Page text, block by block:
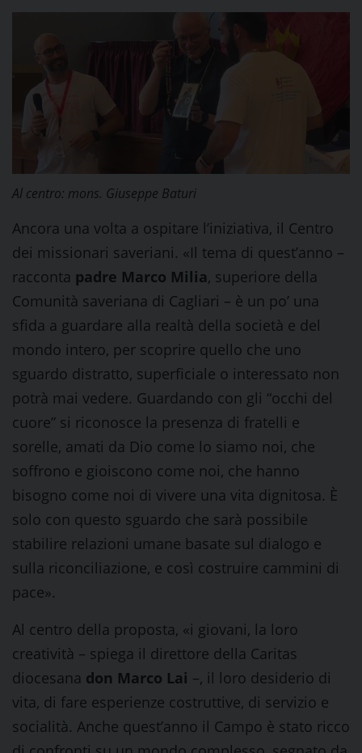
Al centro: mons. Giuseppe Baturi
Ancora una volta a ospitare l’iniziativa, il Centro
dei missionari saveriani. «Il tema di quest’anno –
racconta padre Marco Milia, superiore della
Comunità saveriana di Cagliari – è un po’ una
sfida a guardare alla realtà della società e del
mondo intero, per scoprire quello che uno
sguardo distratto, superficiale o interessato non
potrà mai vedere. Guardando con gli “occhi del
cuore” si riconosce la presenza di fratelli e
sorelle, amati da Dio come lo siamo noi, che
soffrono e gioiscono come noi, che hanno
bisogno come noi di vivere una vita dignitosa. È
solo con questo sguardo che sarà possibile
stabilire relazioni umane basate sul dialogo e
sulla riconciliazione, e così costruire cammini di
pace».
Al centro della proposta, «i giovani, la loro
creatività – spiega il direttore della Caritas
diocesana don Marco Lai –, il loro desiderio di
vita, di fare esperienze costruttive, di servizio e
socialità. Anche quest’anno il Campo è stato ricco